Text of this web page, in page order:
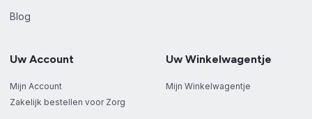
Blog
Uw Account
Mijn Account
Zakelijk bestellen voor Zorg
Uw Winkelwagentje
Mijn Winkelwagentje